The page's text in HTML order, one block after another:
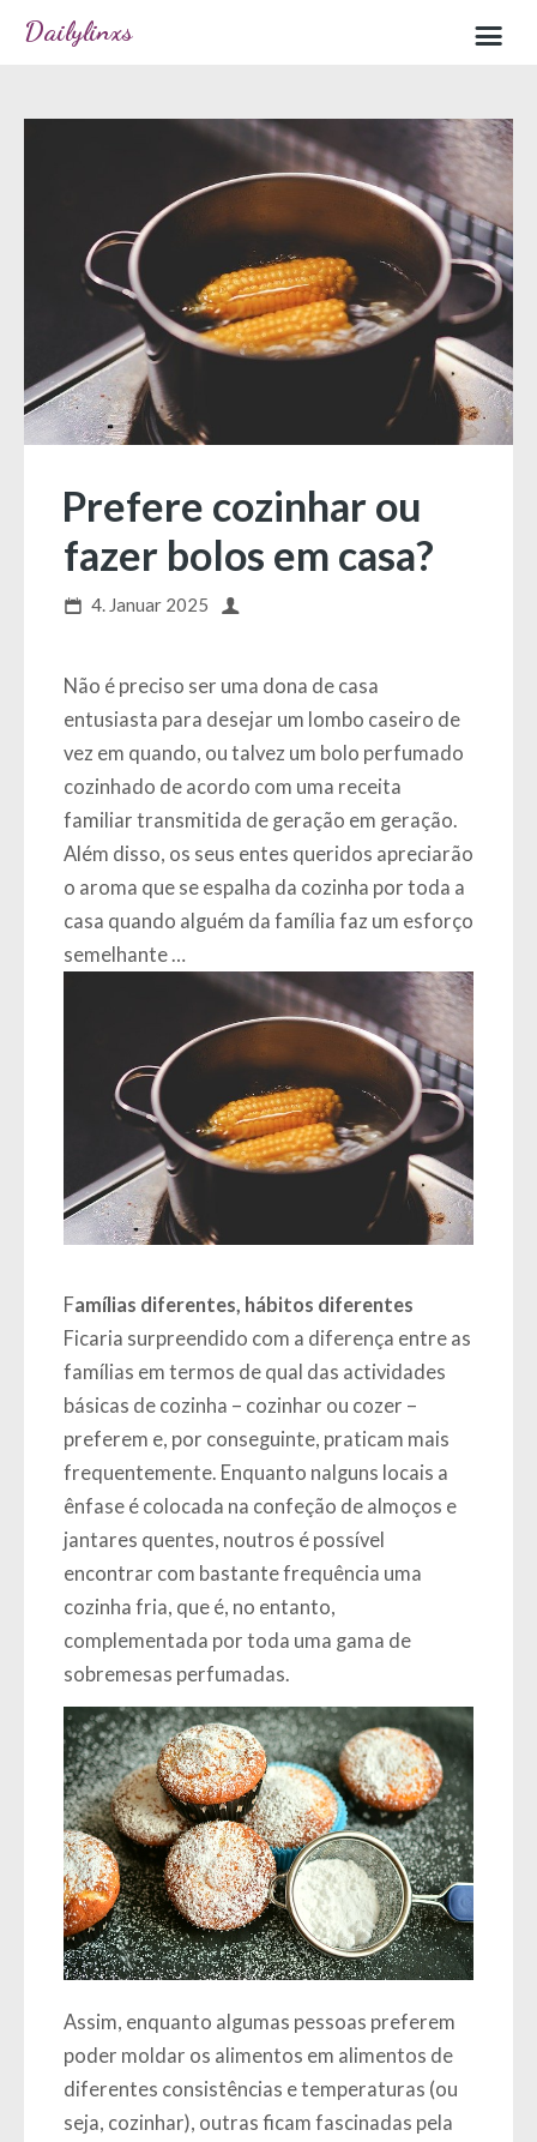
Dailylinxs
Prefere cozinhar ou
fazer bolos em casa?
4. Januar 2025
Não é preciso ser uma dona de casa
entusiasta para desejar um lombo caseiro de
vez em quando, ou talvez um bolo perfumado
cozinhado de acordo com uma receita
familiar transmitida de geração em geração.
Além disso, os seus entes queridos apreciarão
o aroma que se espalha da cozinha por toda a
casa quando alguém da família faz um esforço
semelhante …
Famílias diferentes, hábitos diferentes
Ficaria surpreendido com a diferença entre as
famílias em termos de qual das actividades
básicas de cozinha – cozinhar ou cozer –
preferem e, por conseguinte, praticam mais
frequentemente. Enquanto nalguns locais a
ênfase é colocada na confeção de almoços e
jantares quentes, noutros é possível
encontrar com bastante frequência uma
cozinha fria, que é, no entanto,
complementada por toda uma gama de
sobremesas perfumadas.
Assim, enquanto algumas pessoas preferem
poder moldar os alimentos em alimentos de
diferentes consistências e temperaturas (ou
seja, cozinhar), outras ficam fascinadas pela